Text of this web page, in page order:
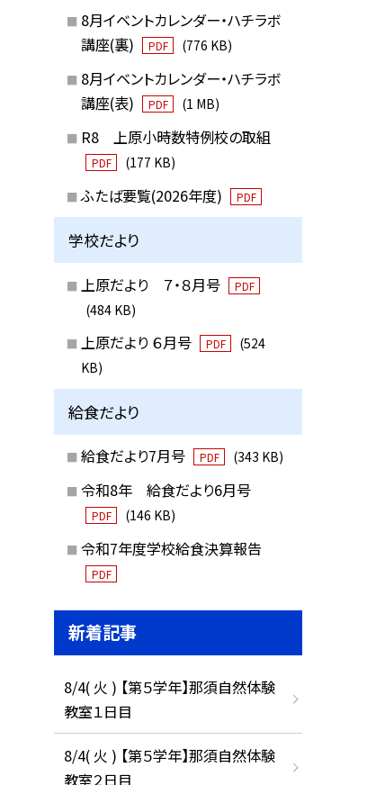
8月イベントカレンダー・ハチラボ
講座(裏)
PDF (776 KB)
8月イベントカレンダー・ハチラボ
講座(表)
PDF (1 MB)
R8 上原小時数特例校の取組
PDF (177 KB)
ふたば要覧(2026年度) PDF
学校だより
上原だより ７・８月号 PDF
(484 KB)
上原だより ６月号 PDF
(524
KB)
給食だより
給食だより7月号 PDF (343 KB)
令和8年 給食だより6月号
PDF (146 KB)
令和7年度学校給食決算報告
PDF
新着記事
8/4( 火 ) 【第５学年】那須自然体験
教室１日目
8/4( 火 ) 【第５学年】那須自然体験
教室２日目